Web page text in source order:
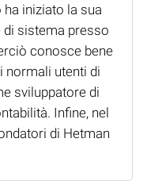
iniziato la sua
sistema presso
conosce bene
normali utenti di
sviluppatore di
Infine, nel
di Hetman